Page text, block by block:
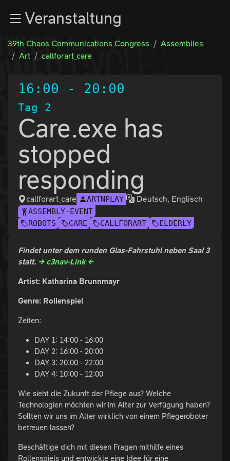
Zum InhaltVeranstaltung
39th Chaos Communications Congress
Assemblies
Art
callforart_care
16:00 - 20:00
Tag 2
Care.exe has
stopped
responding
callforart_care ARTNPLAY Deutsch, Englisch
ASSEMBLY-EVENT
ROBOTS
CARE CALLFORART ELDERLY
Findet unter dem runden Glas-Fahrstuhl neben Saal 3
statt. → c3nav-Link ←
Artist: Katharina Brunnmayr
Genre: Rollenspiel
Zeiten:
DAY 1: 14:00 - 16:00
DAY 2: 16:00 - 20:00
DAY 3: 20:00 - 22:00
DAY 4: 10:00 - 12:00
Wie sieht die Zukunft der Pflege aus? Welche
Technologien möchten wir im Alter zur Verfügung haben?
Sollten wir uns im Alter wirklich von einem Pflegeroboter
betreuen lassen?
Beschäftige dich mit diesen Fragen mithilfe eines
Rollenspiels und entwickle eine Idee für eine